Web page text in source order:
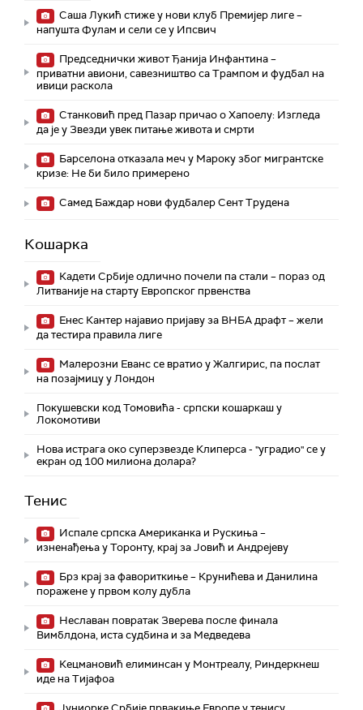
Саша Лукић стиже у нови клуб Премијер лиге –
напушта Фулам и сели се у Ипсвич
Председнички живот Ђанија Инфантина –
приватни авиони, савезништво са Трампом и фудбал на
ивици раскола
Станковић пред Пазар причао о Хапоелу: Изгледа
да је у Звезди увек питање живота и смрти
Барселона отказала меч у Мароку због мигрантске
кризе: Не би било примерено
Самед Баждар нови фудбалер Сент Трудена
Кошарка
Кадети Србије одлично почели па стали – пораз од
Литваније на старту Европског првенства
Енес Кантер најавио пријаву за ВНБА драфт – жели
да тестира правила лиге
Малерозни Еванс се вратио у Жалгирис, па послат
на позајмицу у Лондон
Покушевски код Томовића - српски кошаркаш у
Локомотиви
Нова истрага око суперзвезде Клиперса - "уградио" се у
екран од 100 милиона долара?
Тенис
Испале српска Американка и Рускиња –
изненађења у Торонту, крај за Јовић и Андрејеву
Брз крај за фавориткиње – Крунићева и Данилина
поражене у првом колу дубла
Неславан повратак Зверева после финала
Вимблдона, иста судбина и за Медведева
Кецмановић елиминсан у Монтреалу, Риндеркнеш
иде на Тијафоа